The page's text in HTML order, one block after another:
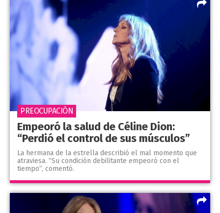
Empeoró la salud de Céline Dion:
“Perdió el control de sus músculos”
La hermana de la estrella describió el mal momento que
atraviesa. “Su condición debilitante empeoró con el
tiempo”, comentó.
PREOCUPACIÓN